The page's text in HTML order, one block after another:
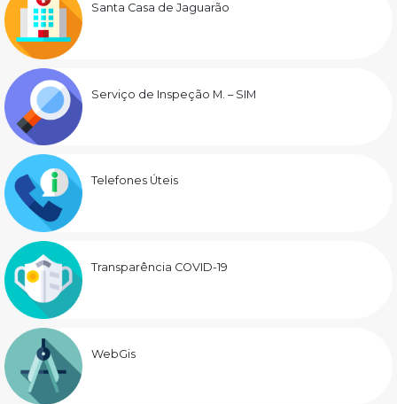
Santa Casa de Jaguarão
Serviço de Inspeção M. – SIM
Telefones Úteis
Transparência COVID-19
WebGis